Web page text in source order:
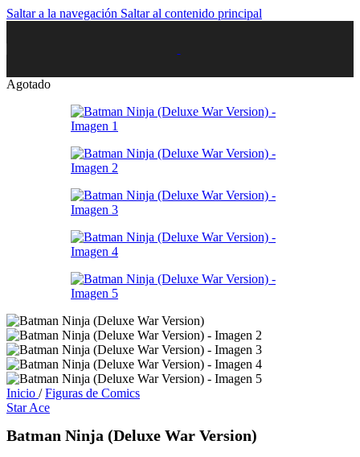
Saltar a la navegación Saltar al contenido principal
Agotado
Inicio / Figuras de Comics
Star Ace
Batman Ninja (Deluxe War Version)